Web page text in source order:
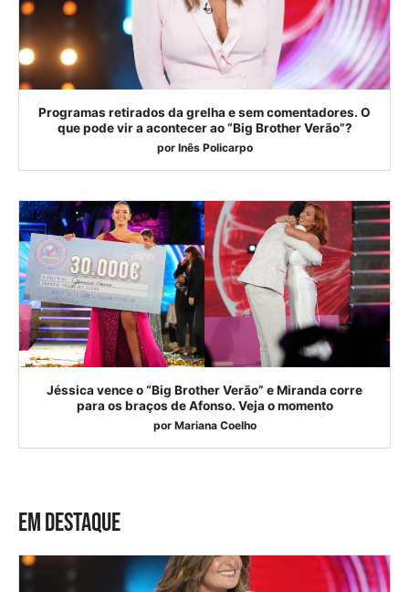
Programas retirados da grelha e sem comentadores. O
que pode vir a acontecer ao “Big Brother Verão”?
por Inês Policarpo
Jéssica vence o “Big Brother Verão” e Miranda corre
para os braços de Afonso. Veja o momento
por Mariana Coelho
EM DESTAQUE